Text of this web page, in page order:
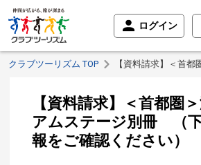
ログイン
クラブツーリズム TOP 【資料請求】＜首
【資料請求】＜首都圏
アムステージ別冊 （
報をご確認ください）